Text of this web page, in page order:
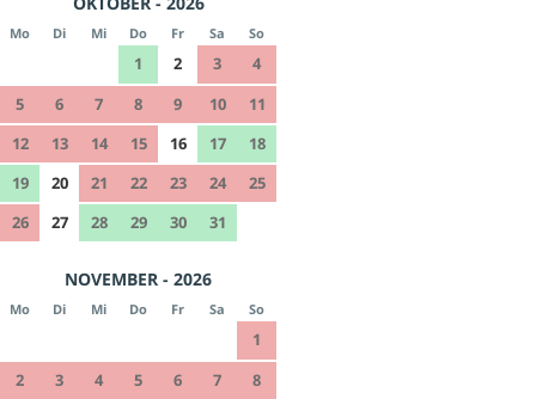
Mo Di Mi Do Fr Sa So
1 2 3
4
5
6 7 8 9 10
11
12
13 14 15 16 17
18
19
20 21 22 23 24
25
26
27 28 29 30 31
NOVEMBER - 2026
Mo Di Mi Do Fr Sa So
1
2
3 4 5 6 7 8